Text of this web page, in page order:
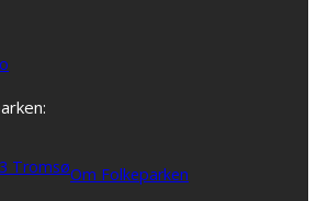
TromsøOm Folkeparken